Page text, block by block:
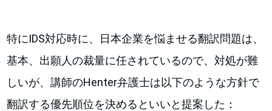
特にIDS対応時に、日本企業を悩ませる翻訳問題は、
基本、出願人の裁量に任されているので、対処が難
しいが、講師のHenter弁護士は以下のような方針で
翻訳する優先順位を決めるといいと提案した：